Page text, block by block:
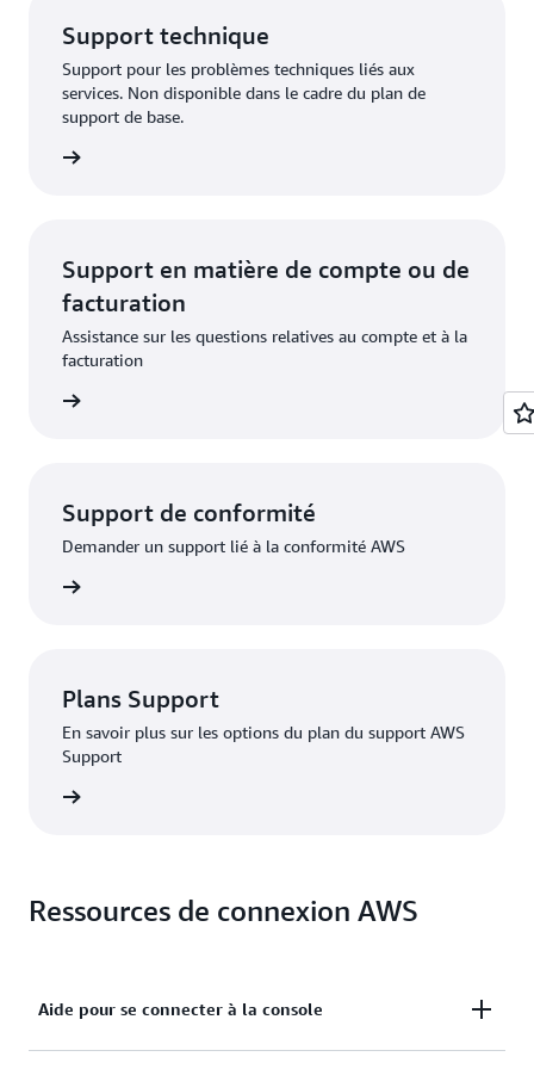
Support technique
Support pour les problèmes techniques liés aux
services. Non disponible dans le cadre du plan de
support de base.
Support en matière de compte ou de
facturation
Assistance sur les questions relatives au compte et à la
facturation
Support de conformité
Demander un support lié à la conformité AWS
Plans Support
En savoir plus sur les options du plan du support AWS
Support
Ressources de connexion AWS
Aide pour se connecter à la console